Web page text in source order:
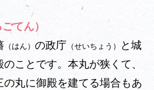
てん）
（はん） の政庁 （せいちょう）
と城
ことです。本丸が狭くて、
丸に御殿を建てる場合もあ